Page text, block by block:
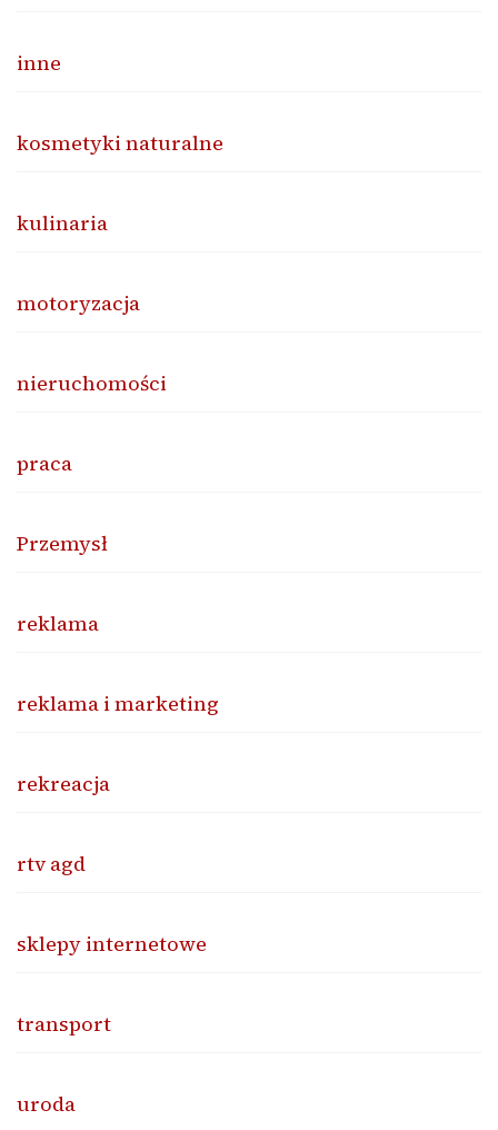
inne
kosmetyki naturalne
kulinaria
motoryzacja
nieruchomości
praca
Przemysł
reklama
reklama i marketing
rekreacja
rtv agd
sklepy internetowe
transport
uroda